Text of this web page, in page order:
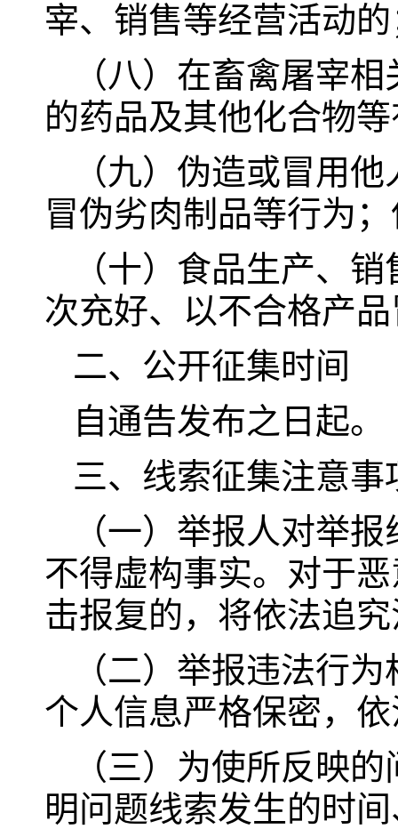
宰、销售等经营活动
（八）在畜禽屠宰
的药品及其他化合物
（九）伪造或冒用
冒伪劣肉制品等行为
（十）食品生产、
次充好、以不合格产
二、公开征集时间
自通告发布之日起。
三、线索征集注意事
（一）举报人对举
不得虚构事实。对于
击报复的，将依法追
（二）举报违法行
个人信息严格保密，
（三）为使所反映
明问题线索发生的时